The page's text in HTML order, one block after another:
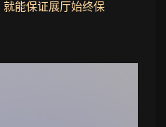
能保证展厅始终保